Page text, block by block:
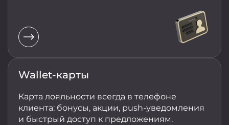
Wallet-карты
Карта лояльности всегда в телефоне
клиента: бонусы, акции, push-уведомления
и быстрый доступ к предложениям.